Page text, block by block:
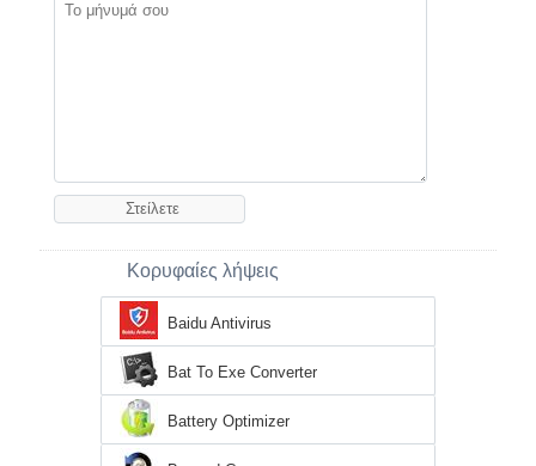
Κορυφαίες λήψεις
Baidu Antivirus
Bat To Exe Converter
Battery Optimizer